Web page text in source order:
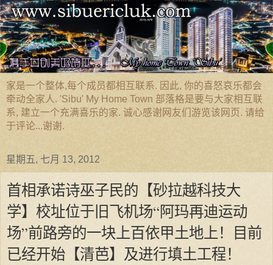
家是一个整体,每个成员都相互联系. 因此, 你的喜怒哀乐都会
牵动全家人. 'Sibu' My Home Town 部落格是要与大家相互联
系, 建立一个充满喜乐的家. 诚心感谢网友们游览该网页. 请给
于评论...谢谢.
星期五, 七月 13, 2012
首相承诺诗巫子民的【砂拉越科技大
学】校址位于旧飞机场“阿玛再迪运动
场”前路旁的一块上百依甲土地上！目前
已经开始【清芭】及进行填土工程！